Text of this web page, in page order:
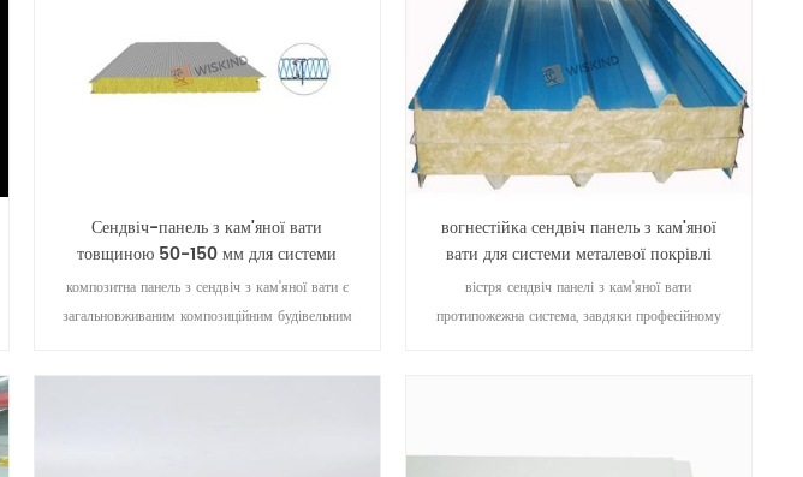
Сендвіч-панель з кам'яної вати
товщиною 50-150 мм для системи
обшивки металевими стінами
композитна панель з сендвіч з кам'яної вати є
загальновживаним композиційним будівельним
конструкційно-утеплених панелей, вона також
вогнестійка сендвіч панель з кам'яної
вати для системи металевої покрівлі
вістря сендвіч панелі з кам'яної вати
протипожежна система, завдяки професійному
теплозбереженням та теплоізоляцією,